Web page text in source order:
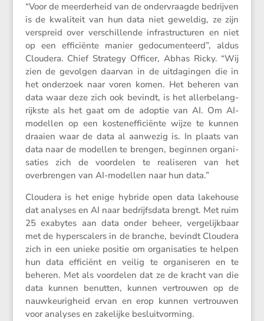
“Voor de meerder­heid van de onder­vraagde bedrijven
is de kwali­teit van hun data niet geweldig, ze zijn
verspreid over verschil­lende infra­struc­turen en niet
op een effici­ënte manier gedocu­men­teerd”, aldus
Cloudera. Chief Strategy Officer, Abhas Ricky. “Wij
zien de gevolgen daarvan in de uitda­gingen die in
het onder­zoek naar voren komen. Het beheren van
data waar deze zich ook bevindt, is het aller­be­lang­
rijkste als het gaat om de adoptie van AI. Om AI-
modellen op een kosten­ef­fi­ci­ënte wijze te kunnen
draaien waar de data al aanwezig is. In plaats van
data naar de modellen te brengen, beginnen organi­
sa­ties zich de voordelen te reali­seren van het
overbrengen van AI-modellen naar hun data.”
Cloudera is het enige hybride open data lakehouse
dat analyses en AI naar bedrijfs­data brengt. Met ruim
25 exabytes aan data onder beheer, verge­lijk­baar
met de hypers­ca­lers in de branche, bevindt Cloudera
zich in een unieke positie om organi­sa­ties te helpen
hun data efficiënt en veilig te organi­seren en te
beheren. Met als voordelen dat ze de kracht van die
data kunnen benutten, kunnen vertrouwen op de
nauwkeu­rig­heid ervan en erop kunnen vertrouwen
voor analyses en zakelijke besluitvorming.